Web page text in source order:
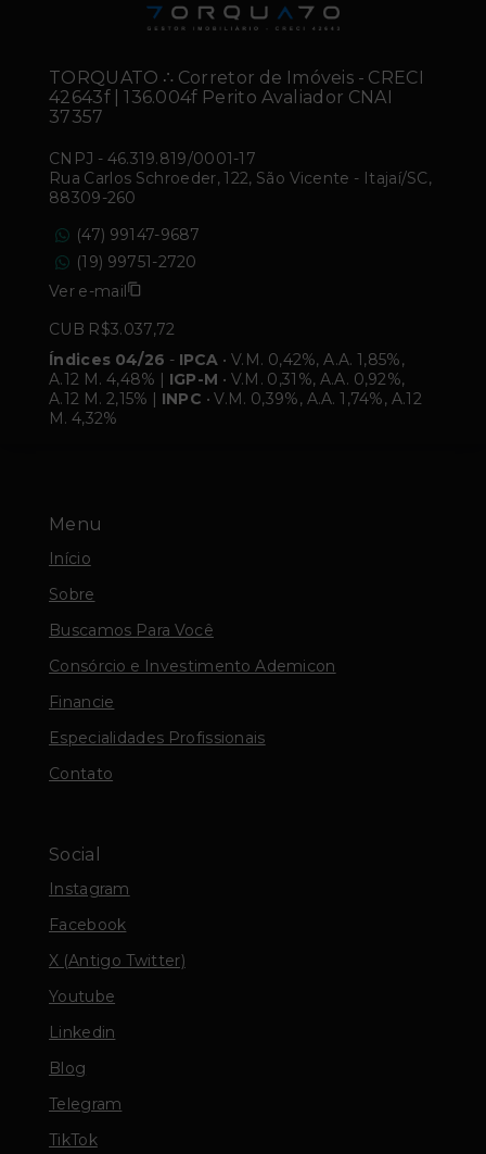
Menu
Início
Sobre
Buscamos Para Você
Consórcio e Investimento Ademicon
Financie
Especialidades Profissionais
Contato
Social
Instagram
Facebook
X (Antigo Twitter)
Youtube
Linkedin
Blog
Telegram
TikTok
TORQUATO ∴ Corretor de Imóveis - CRECI
42643f | 136.004f Perito Avaliador CNAI
37357
CNPJ - 46.319.819/0001-17
Rua Carlos Schroeder, 122, São Vicente - Itajaí/SC,
88309-260
(47) 99147-9687
(19) 99751-2720
Ver e-mail
CUB R$3.037,72
Índices 04/26 - IPCA • V.M. 0,42%, A.A. 1,85%,
A.12 M. 4,48% | IGP-M • V.M. 0,31%, A.A. 0,92%,
A.12 M. 2,15% | INPC • V.M. 0,39%, A.A. 1,74%, A.12
M. 4,32%